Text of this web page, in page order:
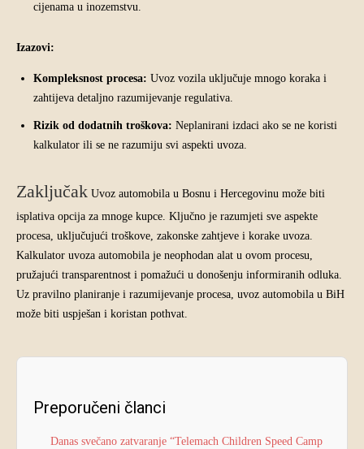
cijenama u inozemstvu.
Izazovi:
Kompleksnost procesa: Uvoz vozila uključuje mnogo koraka i
zahtijeva detaljno razumijevanje regulativa.
Rizik od dodatnih troškova: Neplanirani izdaci ako se ne koristi
kalkulator ili se ne razumiju svi aspekti uvoza.
Zaključak Uvoz automobila u Bosnu i Hercegovinu može biti
isplativa opcija za mnoge kupce. Ključno je razumjeti sve aspekte
procesa, uključujući troškove, zakonske zahtjeve i korake uvoza.
Kalkulator uvoza automobila je neophodan alat u ovom procesu,
pružajući transparentnost i pomažući u donošenju informiranih odluka.
Uz pravilno planiranje i razumijevanje procesa, uvoz automobila u BiH
može biti uspješan i koristan pothvat.
Preporučeni članci
Danas svečano zatvaranje “Telemach Children Speed Camp